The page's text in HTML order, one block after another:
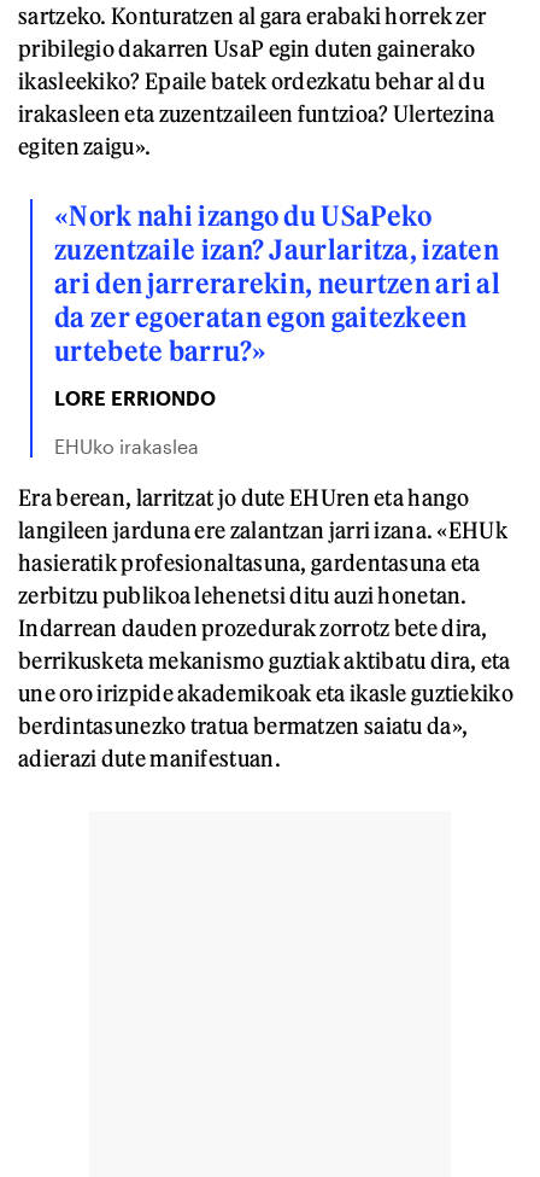
sartzeko. Konturatzen al gara erabaki horrek zer
pribilegio dakarren UsaP egin duten gainerako
ikasleekiko? Epaile batek ordezkatu behar al du
irakasleen eta zuzentzaileen funtzioa? Ulertezina
egiten zaigu».
«Nork nahi izango du USaPeko
zuzentzaile izan? Jaurlaritza, izaten
ari den jarrerarekin, neurtzen ari al
da zer egoeratan egon gaitezkeen
urtebete barru?»
LORE ERRIONDO
EHUko irakaslea
Era berean, larritzat jo dute EHUren eta hango
langileen jarduna ere zalantzan jarri izana. «EHUk
hasieratik profesionaltasuna, gardentasuna eta
zerbitzu publikoa lehenetsi ditu auzi honetan.
Indarrean dauden prozedurak zorrotz bete dira,
berrikusketa mekanismo guztiak aktibatu dira, eta
une oro irizpide akademikoak eta ikasle guztiekiko
berdintasunezko tratua bermatzen saiatu da»,
adierazi dute manifestuan.